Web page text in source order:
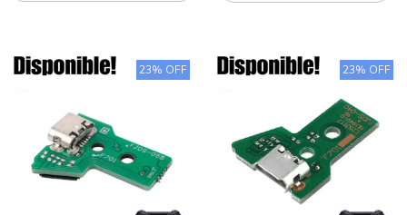
23% OFF 23% OFF